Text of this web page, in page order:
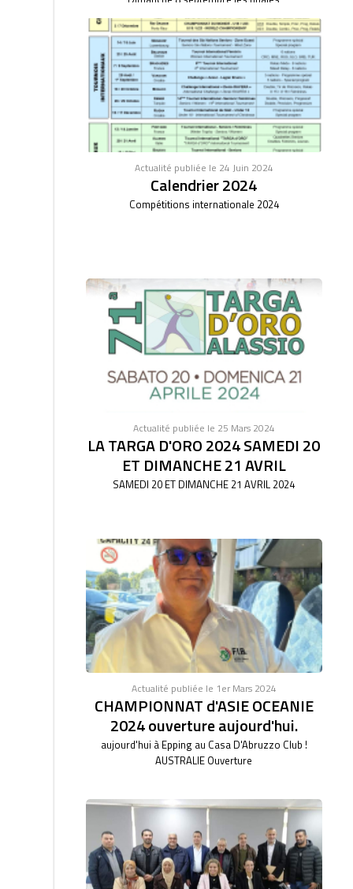
Actualité publiée le 24 Juin 2024
Calendrier 2024
Compétitions internationale 2024
Actualité publiée le 25 Mars 2024
LA TARGA D'ORO 2024 SAMEDI 20
ET DIMANCHE 21 AVRIL
SAMEDI 20 ET DIMANCHE 21 AVRIL 2024
Actualité publiée le 1er Mars 2024
CHAMPIONNAT d'ASIE OCEANIE
2024 ouverture aujourd'hui.
aujourd'hui à Epping au Casa D'Abruzzo Club !
AUSTRALIE Ouverture